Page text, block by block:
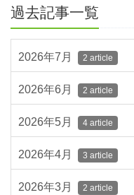
過去記事一覧
2026年7月 2 article
2026年6月 2 article
2026年5月 4 article
2026年4月 3 article
2026年3月 2 article